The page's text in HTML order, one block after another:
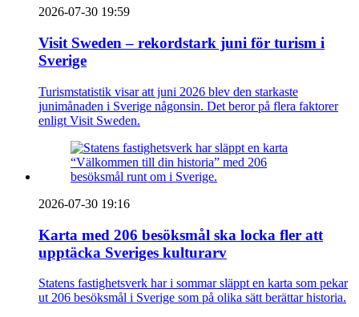
2026-07-30 19:59
Visit Sweden – rekordstark juni för turism i
Sverige
Turismstatistik visar att juni 2026 blev den starkaste
junimånaden i Sverige någonsin. Det beror på flera faktorer
enligt Visit Sweden.
2026-07-30 19:16
Karta med 206 besöksmål ska locka fler att
upptäcka Sveriges kulturarv
Statens fastighetsverk har i sommar släppt en karta som pekar
ut 206 besöksmål i Sverige som på olika sätt berättar historia.